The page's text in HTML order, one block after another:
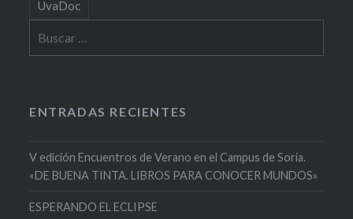
UvaDoc
ENTRADAS RECIENTES
V edición Encuentros de Verano en el Campus de Soria.
«DE BUENA TINTA. LIBROS PARA CONOCER MUNDOS»
ESPERANDO EL ECLIPSE